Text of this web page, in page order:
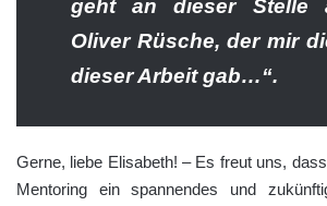
geht an dieser Stelle
Oliver Rüsche, der mir
dieser Arbeit gab…“.
Gerne, liebe Elisabeth! – Es freut uns,
Mentoring ein spannendes und